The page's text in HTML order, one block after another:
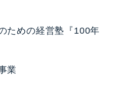
ための経営塾『100年
業